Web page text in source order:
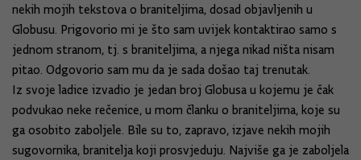
nekih mojih tekstova o braniteljima, dosad objavljenih u
Globusu. Prigovorio mi je što sam uvijek kontaktirao samo s
jednom stranom, tj. s braniteljima, a njega nikad ništa nisam
pitao. Odgovorio sam mu da je sada došao taj trenutak.
Iz svoje ladice izvadio je jedan broj Globusa u kojemu je čak
podvukao neke rečenice, u mom članku o braniteljima, koje su
ga osobito zaboljele. Bile su to, zapravo, izjave nekih mojih
sugovornika, branitelja koji prosvjeduju. Najviše ga je zaboljela